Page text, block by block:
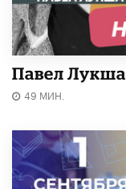
Павел
49 МИН.